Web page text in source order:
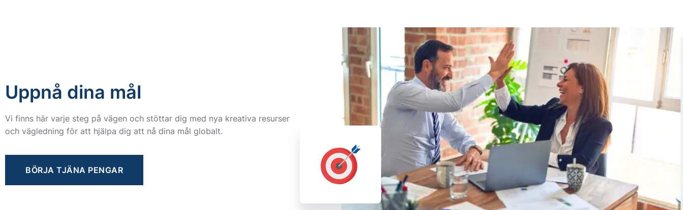
Uppnå dina mål
Vi finns här varje steg på vägen och stöttar dig med nya kreativa resurser
och vägledning för att hjälpa dig att nå dina mål globalt.
BÖRJA TJÄNA PENGAR